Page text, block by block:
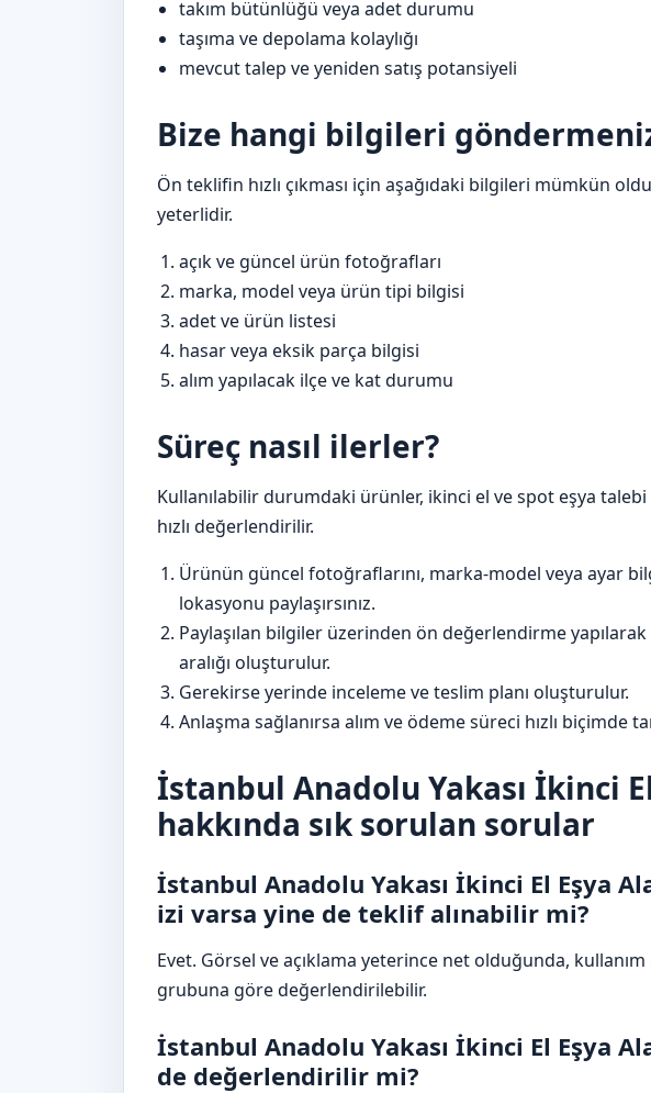
takım bütünlüğü veya adet durumu
taşıma ve depolama kolaylığı
mevcut talep ve yeniden satış potansiyeli
Bize hangi bilgileri
Ön teklifin hızlı çıkması için aşağıdaki bilgileri mümkün
yeterlidir.
açık ve güncel ürün fotoğrafları
marka, model veya ürün tipi bilgisi
adet ve ürün listesi
hasar veya eksik parça bilgisi
alım yapılacak ilçe ve kat durumu
Süreç nasıl ilerler?
Kullanılabilir durumdaki ürünler, ikinci el ve spot eşya
hızlı değerlendirilir.
Ürünün güncel fotoğraflarını, marka-model veya ayar
lokasyonu paylaşırsınız.
Paylaşılan bilgiler üzerinden ön değerlendirme
aralığı oluşturulur.
Gerekirse yerinde inceleme ve teslim planı oluşturulur.
Anlaşma sağlanırsa alım ve ödeme süreci hızlı biçimde
İstanbul Anadolu Yakası İkinci
hakkında sık sorulan sorular
İstanbul Anadolu Yakası İkinci El Eşya
izi varsa yine de teklif alınabilir mi?
Evet. Görsel ve açıklama yeterince net olduğunda,
grubuna göre değerlendirilebilir.
İstanbul Anadolu Yakası İkinci El Eşya
de değerlendirilir mi?